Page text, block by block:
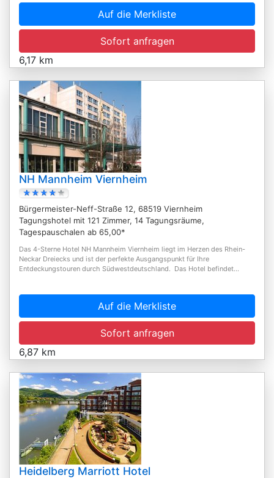
Auf die Merkliste
Sofort anfragen
6,17 km
NH Mannheim Viernheim
Bürgermeister-Neff-Straße 12, 68519 Viernheim
Tagungshotel mit 121 Zimmer, 14 Tagungsräume,
Tagespauschalen ab 65,00*
Das 4-Sterne Hotel NH Mannheim Viernheim liegt im Herzen des Rhein-
Neckar Dreiecks und ist der perfekte Ausgangspunkt für Ihre
Entdeckungstouren durch Südwestdeutschland. Das Hotel befindet...
Auf die Merkliste
Sofort anfragen
6,87 km
Heidelberg Marriott Hotel